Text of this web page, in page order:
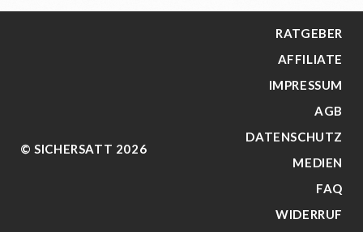
© SICHERSATT 2026
RATGEBER
AFFILIATE
IMPRESSUM
AGB
DATENSCHUTZ
MEDIEN
FAQ
WIDERRUF